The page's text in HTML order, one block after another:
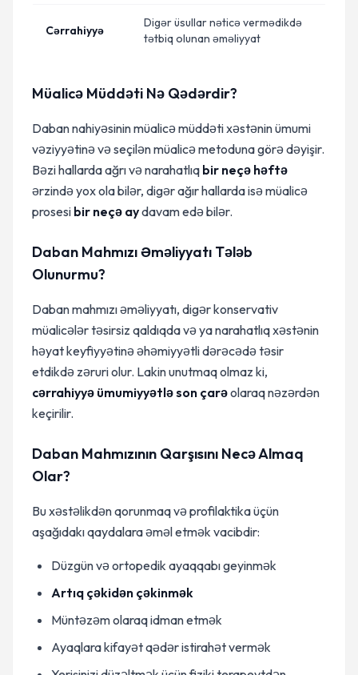
Cərrahiyyə
Digər üsullar nəticə vermədikdə
tətbiq olunan əməliyyat
Müalicə Müddəti Nə Qədərdir?
Daban nahiyəsinin müalicə müddəti xəstənin ümumi
vəziyyətinə və seçilən müalicə metoduna görə dəyişir.
Bəzi hallarda ağrı və narahatlıq bir neçə həftə
ərzində yox ola bilər, digər ağır hallarda isə müalicə
prosesi bir neçə aydavam edə bilər.
Daban Mahmızı Əməliyyatı Tələb
Olunurmu?
Daban mahmızı əməliyyatı, digər konservativ
müalicələr təsirsiz qaldıqda və ya narahatlıq xəstənin
həyat keyfiyyətinə əhəmiyyətli dərəcədə təsir
etdikdə zəruri olur. Lakin unutmaq olmaz ki,
cərrahiyyə ümumiyyətlə son çarəolaraq nəzərdən
keçirilir.
Daban Mahmızının Qarşısını Necə Almaq
Olar?
Bu xəstəlikdən qorunmaq və profilaktika üçün
aşağıdakı qaydalara əməl etmək vacibdir:
Düzgün və ortopedik ayaqqabı geyinmək
Artıq çəkidən çəkinmək
Müntəzəm olaraq idman etmək
Ayaqlara kifayət qədər istirahət vermək